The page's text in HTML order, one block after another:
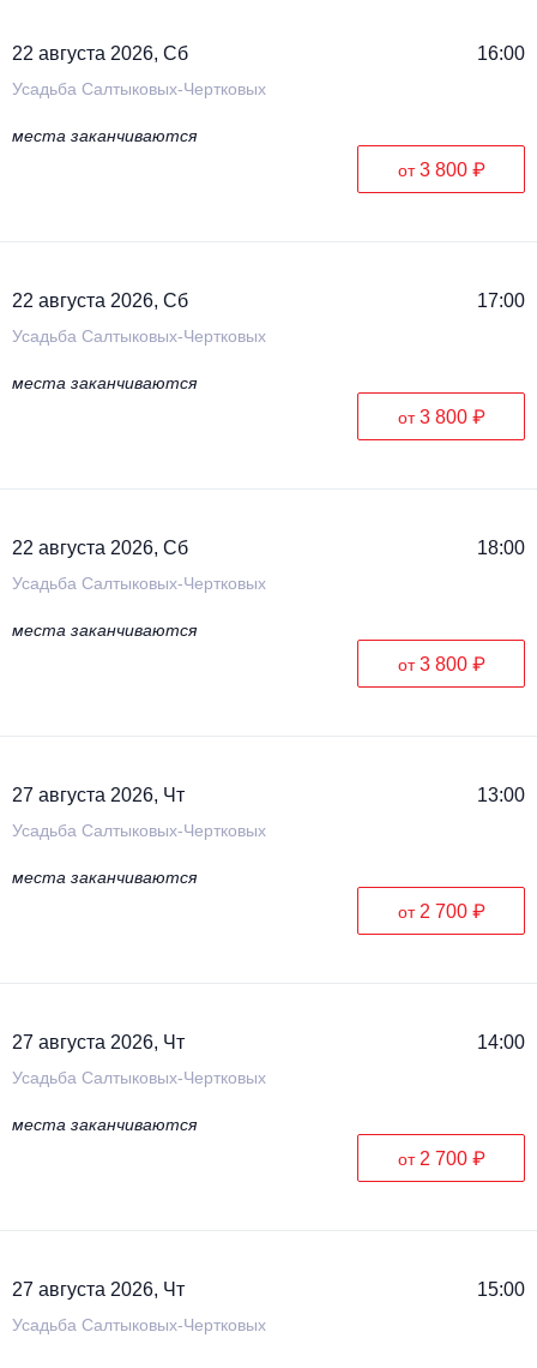
22 августа 2026, Сб 16:00
Усадьба Салтыковых-Чертковых
места заканчиваются
от3 800 ₽
22 августа 2026, Сб 17:00
Усадьба Салтыковых-Чертковых
места заканчиваются
от3 800 ₽
22 августа 2026, Сб 18:00
Усадьба Салтыковых-Чертковых
места заканчиваются
от3 800 ₽
27 августа 2026, Чт 13:00
Усадьба Салтыковых-Чертковых
места заканчиваются
от 2 700 ₽
27 августа 2026, Чт 14:00
Усадьба Салтыковых-Чертковых
места заканчиваются
от 2 700 ₽
27 августа 2026, Чт 15:00
Усадьба Салтыковых-Чертковых